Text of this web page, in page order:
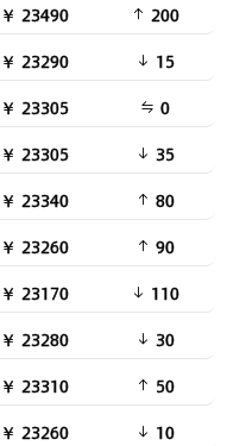
￥ 23490
200
￥ 23290
15
￥ 23305
0
￥ 23305
35
￥ 23340
80
￥ 23260
90
￥ 23170
110
￥ 23280
30
￥ 23310
50
￥ 23260
10